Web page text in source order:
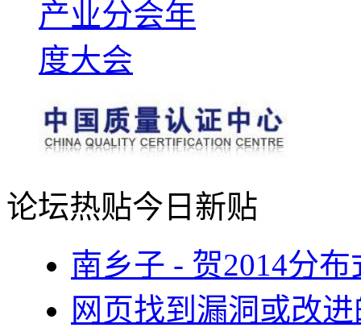
论坛热贴今日新贴
南乡子 - 贺2014分
网页找到漏洞或改